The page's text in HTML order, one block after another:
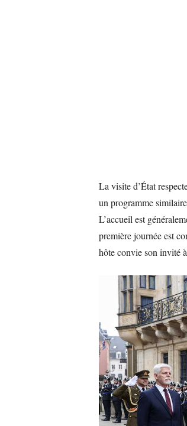
La visite d’État
un programme
L’accueil est
première journée est
hôte convie son invité